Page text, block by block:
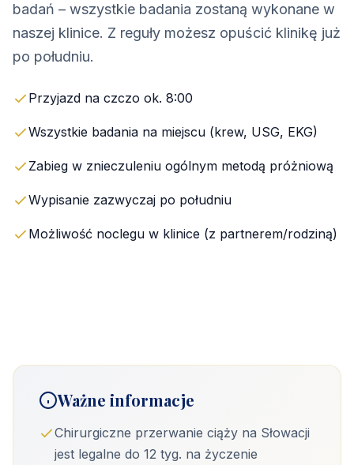
badań – wszystkie badania zostaną wykonane w
naszej klinice. Z reguły możesz opuścić klinikę już
po południu.
Przyjazd na czczo ok. 8:00
Wszystkie badania na miejscu (krew, USG, EKG)
Zabieg w znieczuleniu ogólnym metodą próżniową
Wypisanie zazwyczaj po południu
Możliwość noclegu w klinice (z partnerem/rodziną)
Ważne informacje
Chirurgiczne przerwanie ciąży na Słowacji
jest legalne do 12 tyg. na życzenie